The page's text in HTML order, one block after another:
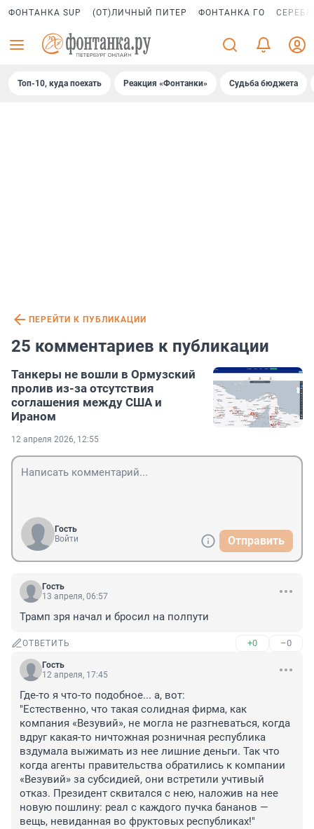
ФОНТАНКА SUP (ОТ)ЛИЧНЫЙ ПИТЕР ФОНТАНКА ГО
Топ-10, куда поехать Реакция «Фонтанки» Судьба бюджета
ПЕРЕЙТИ К ПУБЛИКАЦИИ
25 комментариев к публикации
Танкеры не вошли в Ормузский
пролив из-за отсутствия
соглашения между США и
Ираном
12 апреля 2026, 12:55
Гость
Войти
Отправить
Гость
13 апреля, 06:57
Трамп зря начал и бросил на полпути
ОТВЕТИТЬ +0 –0
Гость
12 апреля, 17:45
Где-то я что-то подобное... а, вот:
"Естественно, что такая солидная фирма, как
компания «Везувий», не могла не разгневаться, когда
вдруг какая-то ничтожная розничная республика
вздумала выжимать из нее лишние деньги. Так что
когда агенты правительства обратились к компании
«Везувий» за субсидией, они встретили учтивый
отказ. Президент сквитался с нею, наложив на нее
новую пошлину: реал с каждого пучка бананов —
вещь, невиданная во фруктовых республиках!"